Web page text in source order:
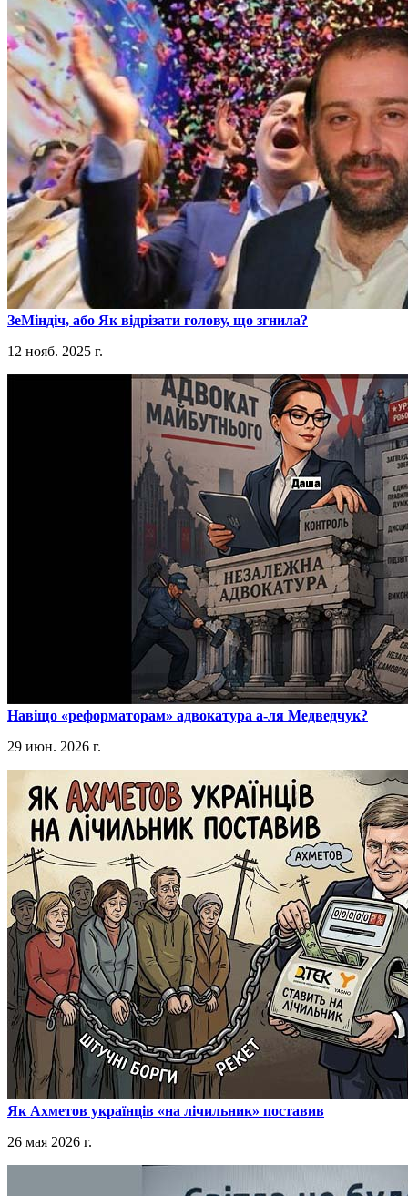
​ЗеМіндіч, або Як відрізати голову, що згнила?
12 нояб. 2025 г.
​Навіщо «реформаторам» адвокатура а-ля Медведчук?
29 июн. 2026 г.
​Як Ахметов українців «на лічильник» поставив
26 мая 2026 г.